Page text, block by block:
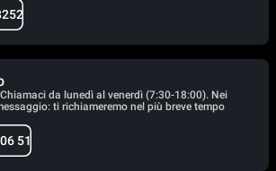
da lunedì al venerdì (7:30-18:00). Nei
ti richiameremo nel più breve tempo
51